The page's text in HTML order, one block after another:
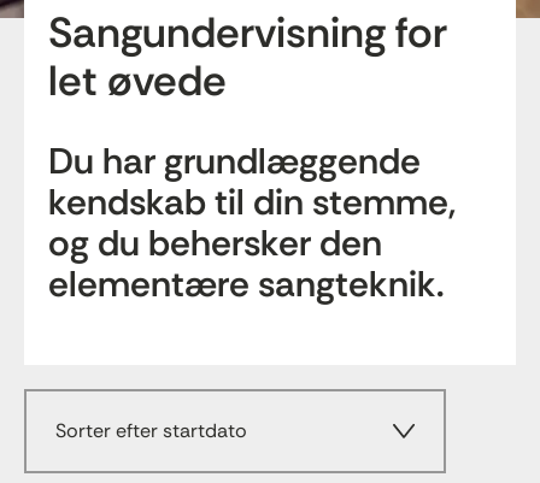
Sangundervisning for
let øvede
Du har grundlæggende
kendskab til din stemme,
og du behersker den
elementære sangteknik.
Sorter efter startdato